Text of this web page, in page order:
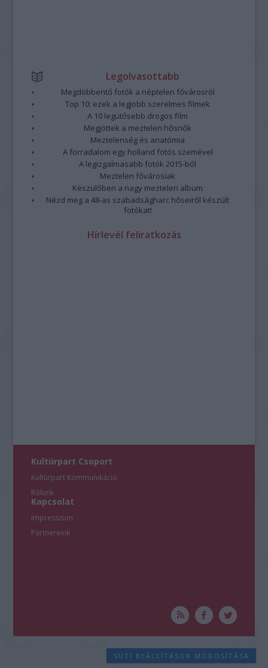
Legolvasottabb
Megdöbbentő fotók a néptelen fővárosról
Top 10: ezek a legjobb szerelmes filmek
A 10 legütősebb drogos film
Megjöttek a meztelen hősnők
Meztelenség és anatómia
A forradalom egy holland fotós szemével
A legizgalmasabb fotók 2015-ből
Meztelen fővárosiak
Készülőben a nagy meztelen album
Nézd meg a 48-as szabadságharc hőseiről készült
fotókat!
Hírlevél feliratkozás
Kultúrpart Csoport
Kultúrpart Kommunikáció
Rólunk
Kapcsolat
Impresszum
Partnereink
SÜTI BEÁLLÍTÁSOK MÓDOSÍTÁSA